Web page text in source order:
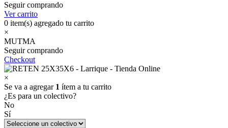
Seguir comprando
Ver carrito
0 item(s) agregado tu carrito
×
MUTMA
Seguir comprando
Checkout
×
Se va a agregar 1 ítem a tu carrito
¿Es para un colectivo?
No
Sí